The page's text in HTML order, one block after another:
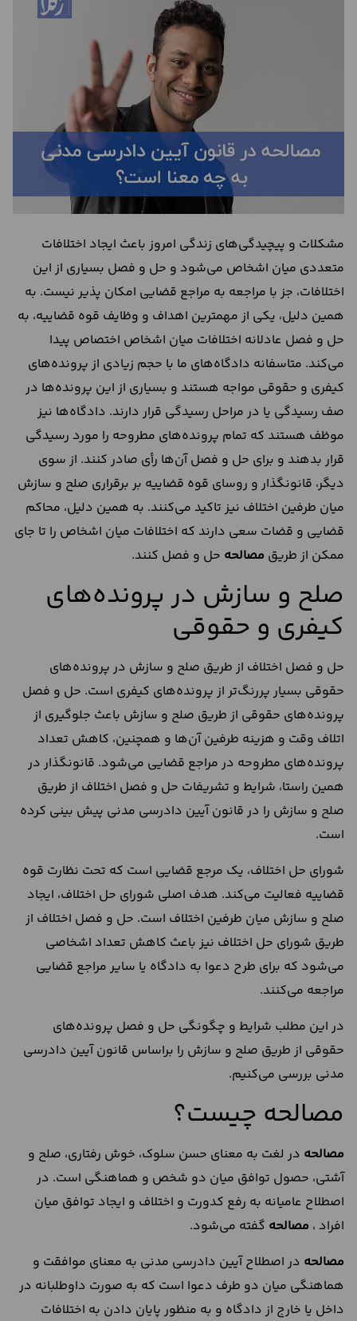
ما
مشکلات و پیچیدگی‌های زندگی امروز باعث ایجاد اختلافات
متعددی میان اشخاص می‌شود و حل و فصل بسیاری از این
اختلافات، جز با مراجعه به مراجع قضایی امکان پذیر نیست. به
همین دلیل، یکی از مهمترین اهداف و وظایف قوه قضاییه، به
حل و فصل عادلانه اختلافات میان اشخاص اختصاص پیدا
می‌کند. متاسفانه دادگاه‌های ما با حجم زیادی از پرونده‌های
کیفری و حقوقی مواجه هستند و بسیاری از این پرونده‌ها در
صف رسیدگی یا در مراحل رسیدگی قرار دارند. دادگاه‌ها نیز
موظف هستند که تمام پرونده‌های مطروحه را مورد رسیدگی
قرار بدهند و برای حل و فصل آن‌ها رأی صادر کنند. از سوی
دیگر، قانونگذار و روسای قوه قضاییه بر برقراری صلح و سازش
میان طرفین اختلاف نیز تاکید می‌کنند. به همین دلیل، محاکم
قضایی و قضات سعی دارند که اختلافات میان اشخاص را تا جای
ممکن از طریق مصالحه حل و فصل کنند.
صلح و سازش در پرونده‌های
کیفری و حقوقی
حل و فصل اختلاف از طریق صلح و سازش در پرونده‌های
حقوقی بسیار پررنگ‌تر از پرونده‌های کیفری است. حل و فصل
پرونده‌های حقوقی از طریق صلح و سازش باعث جلوگیری از
اتلاف وقت و هزینه طرفین آن‌ها و همچنین، کاهش تعداد
پرونده‌های مطروحه در مراجع قضایی می‌شود. قانونگذار در
همین راستا، شرایط و تشریفات حل و فصل اختلاف از طریق
صلح و سازش را در قانون آیین دادرسی مدنی پیش بینی کرده
است.
شورای حل اختلاف، یک مرجع قضایی است که تحت نظارت قوه
قضاییه فعالیت می‌کند. هدف اصلی شورای حل اختلاف، ایجاد
صلح و سازش میان طرفین اختلاف است. حل و فصل اختلاف از
طریق شورای حل اختلاف نیز باعث کاهش تعداد اشخاصی
می‌شود که برای طرح دعوا به دادگاه یا سایر مراجع قضایی
مراجعه می‌کنند.
در این مطلب شرایط و چگونگی حل و فصل پرونده‌های
حقوقی از طریق صلح و سازش را براساس قانون آیین دادرسی
مدنی بررسی می‌کنیم.
مصالحه چیست؟
مصالحه در لغت به معنای حسن سلوک، خوش رفتاری، صلح و
آشتی، حصول توافق میان دو شخص و هماهنگی است. در
اصطلاح عامیانه به رفع کدورت و اختلاف و ایجاد توافق میان
افراد ، مصالحه گفته می‌شود.
مصالحه در اصطلاح آیین دادرسی مدنی به معنای موافقت و
هماهنگی میان دو طرف دعوا است که به صورت داوطلبانه در
داخل یا خارج از دادگاه و به منظور پایان دادن به اختلافات